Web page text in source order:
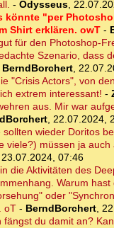
- Odysseus,
könnte "per
Shirt erklären. owT -
für den Photoshop-
Szenario, dass
BerndBorchert,
"Crisis Actors", von
extrem interessant! -
aus. Mir war
, 22.07.2024,
wieder Doritos
viele?) müssen ja
23.07.2024, 07:46
die Aktivitäten des
Warum
oder
oT - BerndBorchert,
du damit an?